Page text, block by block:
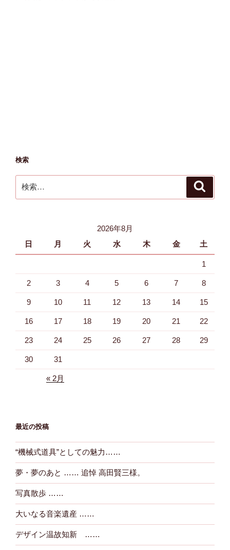
検索
索:
2026年8月
日
月 火 水 木 金 土
1
2 3 4 5 6 7 8
9 10 11 12 13 14 15
16 17 18 19 20 21 22
23 24 25 26 27 28 29
30 31
« 2月
最近の投稿
“機械式道具”としての魅力……
夢・夢のあと …… 追悼 高田賢三様。
写真散歩 ……
大いなる音楽遺産 ……
デザイン温故知新 ……